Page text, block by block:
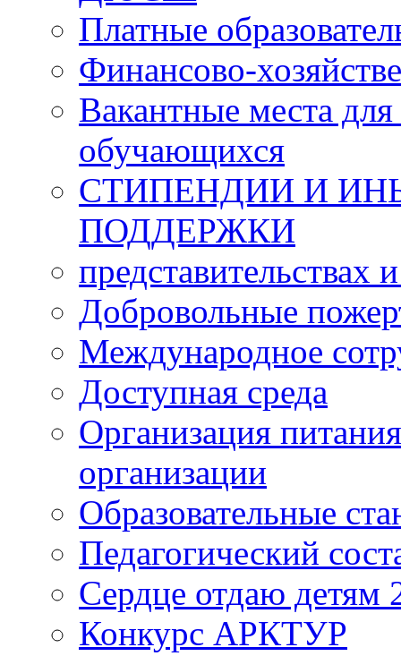
Платные
Финансово-
Вакантные места
обучающихся
СТИПЕНДИИ И
ПОДДЕРЖКИ
представительствах
Добровольные
Международное
Доступная среда
Организация
организации
Образовательные
Педагогический
Сердце отдаю детям
Конкурс АРКТУР